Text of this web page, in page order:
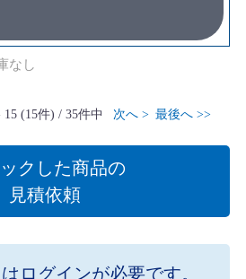
なし
15 (15件) / 35件中 次へ > 最後へ >>
クした商品の
見積依頼
ログインが必要です。